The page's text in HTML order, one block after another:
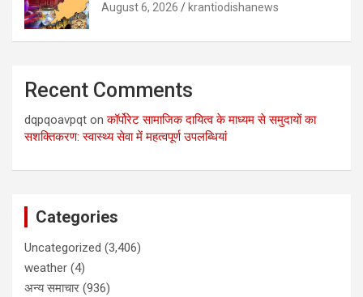
August 6, 2026 krantiodishanews
Recent Comments
dqpqoavpqt onकॉर्पोरेट सामाजिक दायित्व के माध्यम से समुदायों का
सशक्तिकरण: स्वास्थ्य सेवा में महत्वपूर्ण उपलब्धियां
Categories
Uncategorized (3,406)
weather (4)
अन्य समाचार (936)